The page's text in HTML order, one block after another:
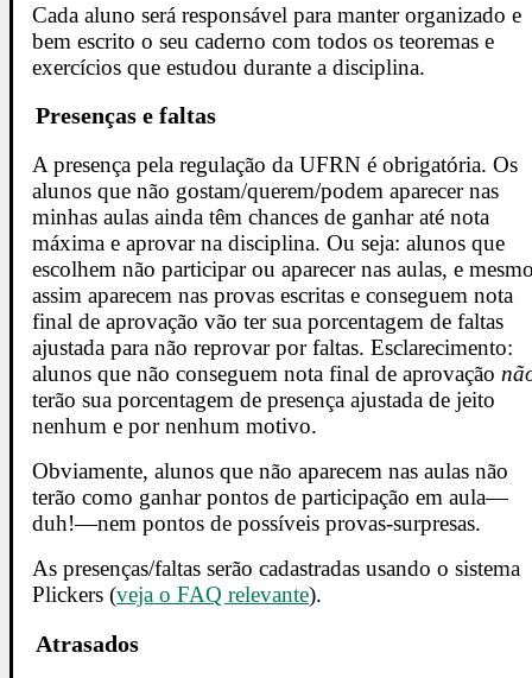
Cada aluno será responsável para manter organizado e
bem escrito o seu caderno com todos os teoremas e
exercícios que estudou durante a disciplina.
Presenças e faltas
A presença pela regulação da UFRN é obrigatória. Os
alunos que não gostam/querem/podem aparecer nas
minhas aulas ainda têm chances de ganhar até nota
máxima e aprovar na disciplina. Ou seja: alunos que
escolhem não participar ou aparecer nas aulas, e
assim aparecem nas provas escritas e conseguem nota
final de aprovação vão ter sua porcentagem de faltas
ajustada para não reprovar por faltas. Esclarecimento:
alunos que não conseguem nota final de aprovação
terão sua porcentagem de presença ajustada de jeito
nenhum e por nenhum motivo.
Obviamente, alunos que não aparecem nas aulas não
terão como ganhar pontos de participação em aula—
duh!—nem pontos de possíveis provas-surpresas.
As presenças/faltas serão cadastradas usando o sistema
Plickers (veja o FAQ relevante).
Atrasados